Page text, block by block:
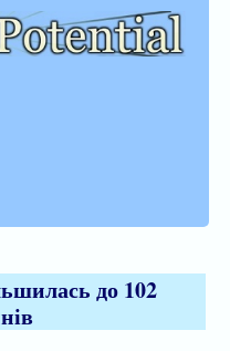
до 102